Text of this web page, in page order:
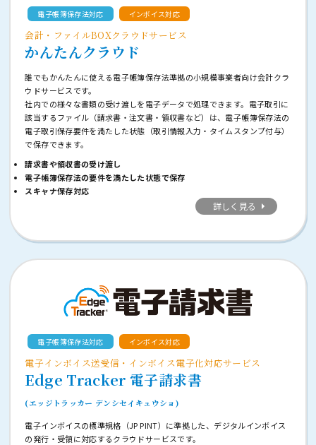
電子帳簿保存法対応 インボイス対応
会計・ファイルBOXクラウドサービス
かんたんクラウド
誰でもかんたんに使える電子帳簿保存法準拠の小規模事業者向け会計クラ
ウドサービスです。
社内での様々な書類の受け渡しを電子データで処理できます。電子取引に
該当するファイル（請求書・注文書・領収書など）は、電子帳簿保存法の
電子取引保存要件を満たした状態（取引情報入力・タイムスタンプ付与）
で保存できます。
請求書や領収書の受け渡し
電子帳簿保存法の要件を満たした状態で保存
スキャナ保存対応
詳しく見る
電子帳簿保存法対応 インボイス対応
電子インボイス送受信・インボイス電子化対応サービス
Edge Tracker 電子請求書
(エッジトラッカー デンシセイキュウショ)
電子インボイスの標準規格（JP PINT）に準拠した、デジタルインボイス
の発行・受領に対応するクラウドサービスです。